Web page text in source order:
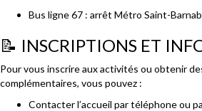
Bus ligne 67 : arrêt Métro Saint-
📝 INSCRIPTIONS ET
Pour vous inscrire aux activités ou obtenir
complémentaires, vous pouvez :
Contacter l’accueil par téléphone ou